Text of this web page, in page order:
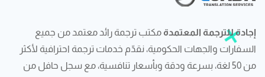
إجادة للترجمة المعتمدة مكتب ترجمة رائد معتمد من جميع
السفارات والجهات الحكومية، نقدّم خدمات ترجمة احترافية لأكثر
من 50 لغة، بسرعة ودقة وبأسعار تنافسية، مع سجل حافل من